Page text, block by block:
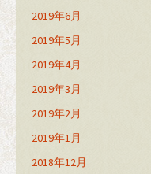
2019年6月
2019年5月
2019年4月
2019年3月
2019年2月
2019年1月
2018年12月